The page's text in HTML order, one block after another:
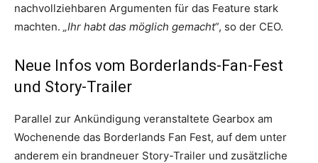
nachvollziehbaren Argumenten für das Feature stark
machten. „Ihr habt das möglich gemacht“, so der CEO.
Neue Infos vom Borderlands-Fan-Fest
und Story-Trailer
Parallel zur Ankündigung veranstaltete Gearbox am
Wochenende das Borderlands Fan Fest, auf dem unter
anderem ein brandneuer Story-Trailer und zusätzliche